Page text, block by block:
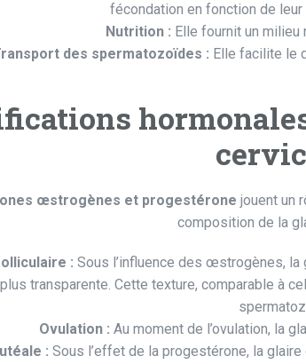
fécondation en fonction de
Nutrition : Elle fournit un
des spermatozoïdes : Elle facilite le
œstrogènes et progestérone jouent un
composition de la
: Sous l’influence des œstrogènes,
plus transparente. Cette texture, comparable à
Ovulation : Au moment de l’ovulation, la
: Sous l’effet de la progestérone, la